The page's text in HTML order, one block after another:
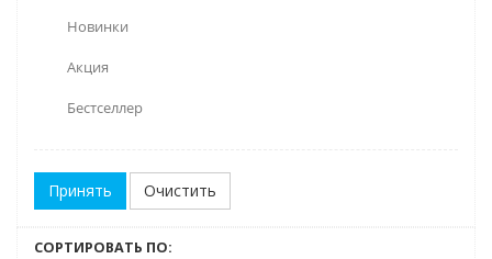
Новинки
Акция
Бестселлер
Очистить
СОРТИРОВАТЬ ПО: